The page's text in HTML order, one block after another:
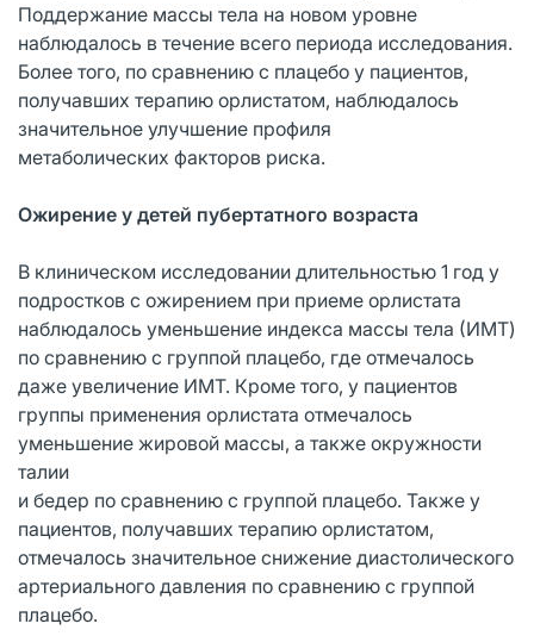
Поддержание массы тела на новом уровне
наблюдалось в течение всего периода исследования.
Более того, по сравнению с плацебо у пациентов,
получавших терапию орлистатом, наблюдалось
значительное улучшение профиля
метаболических факторов риска.
Ожирение у детей пубертатного возраста
В клиническом исследовании длительностью 1 год у
подростков с ожирением при приеме орлистата
наблюдалось уменьшение индекса массы тела (ИМТ)
по сравнению с группой плацебо, где отмечалось
даже увеличение ИМТ. Кроме того, у пациентов
группы применения орлистата отмечалось
уменьшение жировой массы, а также окружности
талии
и бедер по сравнению с группой плацебо. Также у
пациентов, получавших терапию орлистатом,
отмечалось значительное снижение диастолического
артериального давления по сравнению с группой
плацебо.